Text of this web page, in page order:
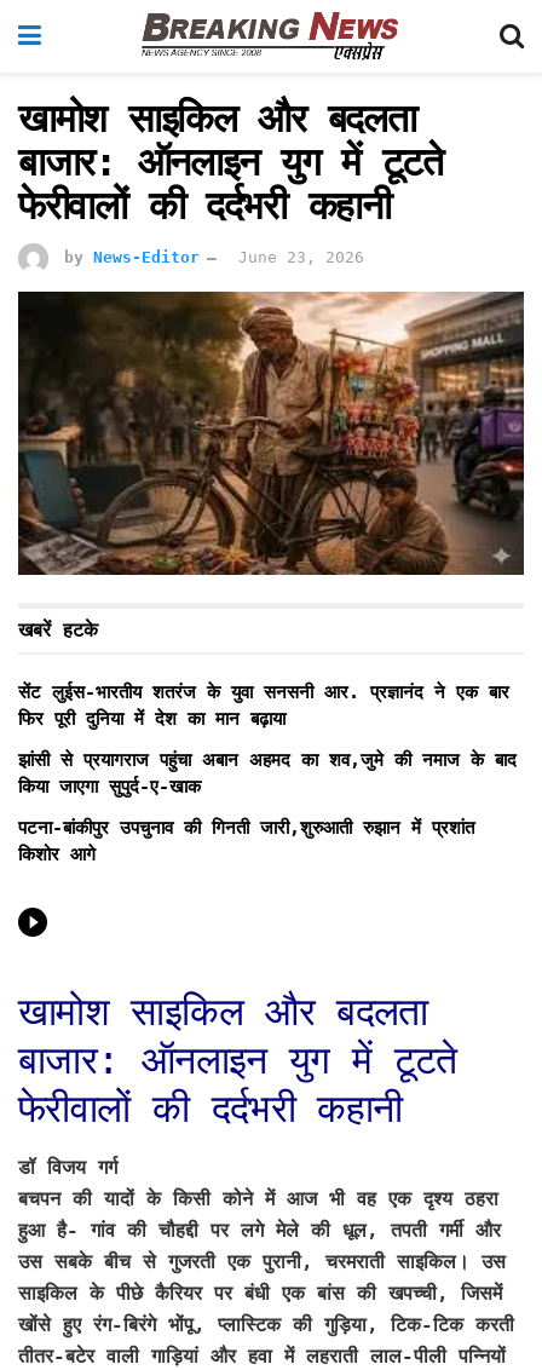
खामोश साइकिल और बदलता
बाजार: ऑनलाइन युग में टूटते
फेरीवालों की दर्दभरी कहानी
by News-Editor June 23, 2026
खबरें हटके
सेंट लुईस-भारतीय शतरंज के युवा सनसनी आर. प्रज्ञानंद ने एक बार
फिर पूरी दुनिया में देश का मान बढ़ाया
झांसी से प्रयागराज पहुंचा अबान अहमद का शव,जुमे की नमाज के बाद
किया जाएगा सुपुर्द-ए-खाक
पटना-बांकीपुर उपचुनाव की गिनती जारी,शुरुआती रुझान में प्रशांत
किशोर आगे
खामोश साइकिल और बदलता
बाजार: ऑनलाइन युग में टूटते
फेरीवालों की दर्दभरी कहानी
डॉ विजय गर्ग
बचपन की यादों के किसी कोने में आज भी वह एक दृश्य ठहरा
हुआ है- गांव की चौहद्दी पर लगे मेले की धूल, तपती गर्मी और
उस सबके बीच से गुजरती एक पुरानी, चरमराती साइकिल। उस
साइकिल के पीछे कैरियर पर बंधी एक बांस की खपच्ची, जिसमें
खोंसे हुए रंग-बिरंगे भोंपू, प्लास्टिक की गुड़िया, टिक-टिक करती
तीतर-बटेर वाली गाड़ियां और हवा में लहराती लाल-पीली पन्नियों